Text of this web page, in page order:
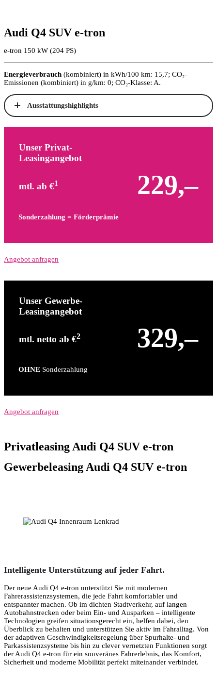
Audi Q4 SUV e-tron
e-tron 150 kW (204 PS)
Energieverbrauch (kombiniert) in kWh/100 km: 15,7; CO₂-
Emissionen (kombiniert) in g/km: 0; CO₂-Klasse: A.
Ausstattungshighlights
Unser Privat-
Leasingangebot
mtl. ab €1 229,–
Sonderzahlung = Förderprämie
Angebot anfragen
Unser Gewerbe-
Leasingangebot
mtl. netto ab €2 329,–
OHNE Sonderzahlung
Angebot anfragen
Privatleasing Audi Q4 SUV e-tron
Gewerbeleasing Audi Q4 SUV e-tron
Intelligente Unterstützung auf jeder Fahrt.
Der neue Audi Q4 e-tron unterstützt Sie mit modernen
Fahrerassistenzsystemen, die jede Fahrt komfortabler und
entspannter machen. Ob im dichten Stadtverkehr, auf langen
Autobahnstrecken oder beim Ein- und Ausparken – intelligente
Technologien greifen situationsgerecht ein, helfen dabei, den
Überblick zu behalten und unterstützen Sie aktiv im Fahralltag. Von
der adaptiven Geschwindigkeitsregelung über Spurhalte- und
Parkassistenzsysteme bis hin zu clever vernetzten Funktionen sorgt
der Audi Q4 e-tron für ein souveränes Fahrerlebnis, das Komfort,
Sicherheit und moderne Mobilität perfekt miteinander verbindet.